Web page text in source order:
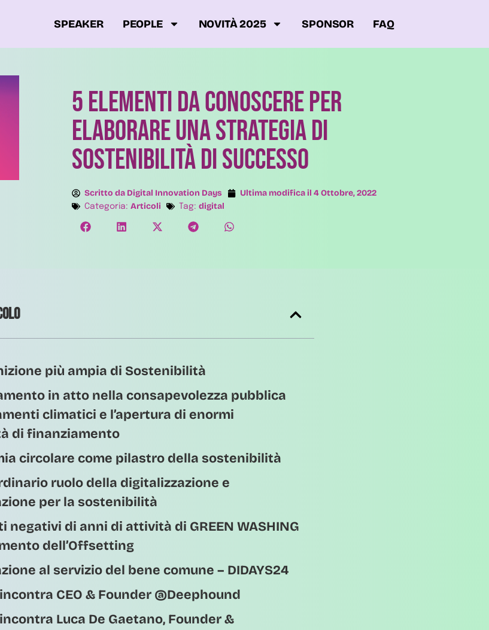
SPEAKER PEOPLE NOVITÀ 2025 SPONSOR FAQ
5 elementi da conoscere per
elaborare una strategia di
sostenibilità di successo
Scritto da Digital Innovation Days Ultima modifica il 4 Ottobre, 2022
Categoria:Articoli Tag:digital
più ampia di Sostenibilità
in atto nella consapevolezza pubblica
climatici e l’apertura di enormi
di finanziamento
circolare come pilastro della sostenibilità
ruolo della digitalizzazione e
per la sostenibilità
negativi di anni di attività di GREEN WASHING
dell’Offsetting
al servizio del bene comune – DIDAYS24
CEO & Founder @Deephound
Luca De Gaetano, Founder &